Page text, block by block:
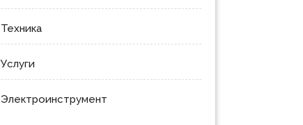
Техника
Услуги
Электроинструмент